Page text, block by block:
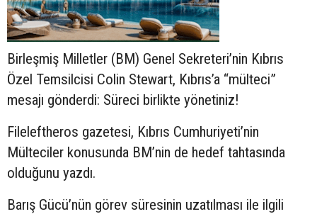
Birleşmiş Milletler (BM) Genel Sekreteri’nin Kıbrıs
Özel Temsilcisi Colin Stewart, Kıbrıs’a “mülteci”
mesajı gönderdi: Süreci birlikte yönetiniz!
Fileleftheros gazetesi, Kıbrıs Cumhuriyeti’nin
Mülteciler konusunda BM’nin de hedef tahtasında
olduğunu yazdı.
Barış Gücü’nün görev süresinin uzatılması ile ilgili